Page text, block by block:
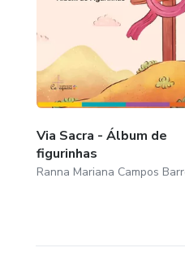
Via Sacra - Álbum de
figurinhas
Ranna Mariana Campos